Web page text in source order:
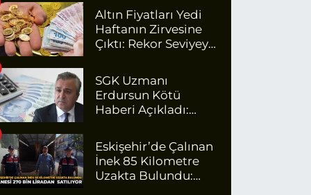
Altın Fiyatları Yedi
Haftanın Zirvesine
Çıktı: Rekor Seviyeye
SGK Uzmanı
Erdursun Kötü
Haberi Açıkladı:
İçin Net Rakam
Eskişehir’de Çalınan
İnek 85 Kilometre
Uzakta Bulundu: